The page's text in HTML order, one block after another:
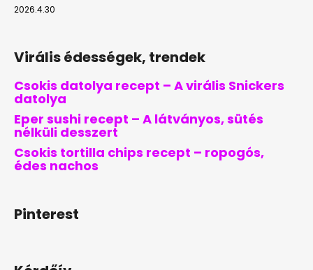
2026.4.30
Virális édességek, trendek
Csokis datolya recept – A virális Snickers
datolya
Eper sushi recept – A látványos, sütés
nélküli desszert
Csokis tortilla chips recept – ropogós,
édes nachos
Pinterest